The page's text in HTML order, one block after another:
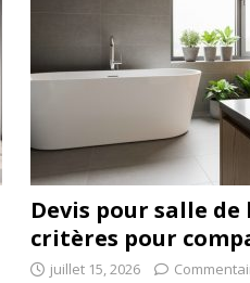
Devis pour salle de
critères pour
juillet 15, 2026